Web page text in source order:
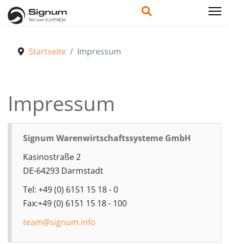
Startseite Impressum
Impressum
Signum Warenwirtschaftssysteme GmbH
Kasinostraße 2
DE-64293 Darmstadt
Tel: +49 (0) 6151 15 18 - 0
Fax:+49 (0) 6151 15 18 - 100
team@signum.info